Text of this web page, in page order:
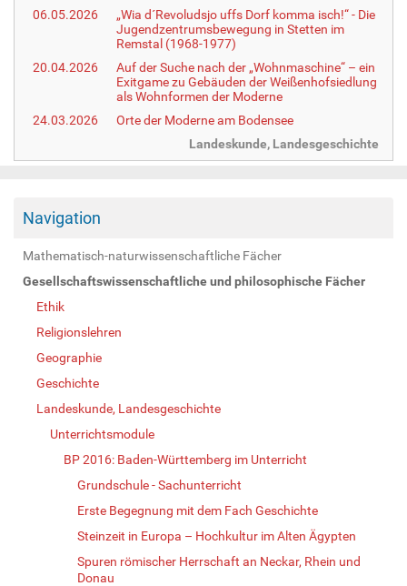
06.05.2026
„Wia d´Revoludsjo uffs Dorf komma isch!“ - Die
Jugendzentrumsbewegung in Stetten im
Remstal (1968-1977)
20.04.2026
Auf der Suche nach der „Wohnmaschine“ – ein
Exitgame zu Gebäuden der Weißenhofsiedlung
als Wohnformen der Moderne
24.03.2026
Orte der Moderne am Bodensee
Landeskunde, Landesgeschichte
Navigation
Mathematisch-naturwissenschaftliche Fächer
Gesellschaftswissenschaftliche und philosophische Fächer
Ethik
Religionslehren
Geographie
Geschichte
Landeskunde, Landesgeschichte
Unterrichtsmodule
BP 2016: Baden-Württemberg im Unterricht
Grundschule - Sachunterricht
Erste Begegnung mit dem Fach Geschichte
Steinzeit in Europa – Hochkultur im Alten Ägypten
Spuren römischer Herrschaft an Neckar, Rhein und
Donau